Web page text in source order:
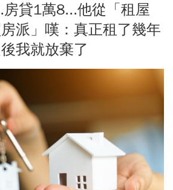
貸1萬8...他從「租屋
派」嘆：真正租了幾年
我就放棄了